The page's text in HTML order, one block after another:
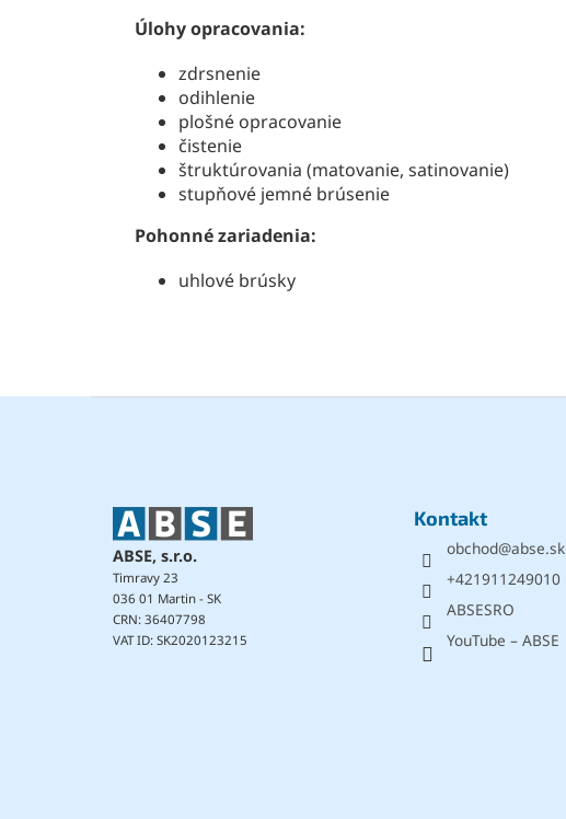
Úlohy opracovania:
zdrsnenie
odihlenie
plošné opracovanie
čistenie
štruktúrovania (matovanie, satinovanie)
stupňové jemné brúsenie
Pohonné zariadenia:
uhlové brúsky
ABSE, s.r.o.
Timravy 23
036 01 Martin - SK
CRN: 36407798
VAT ID: SK2020123215
Kontakt
obchod@abse.sk
+421911249010
ABSESRO
YouTube – ABSE